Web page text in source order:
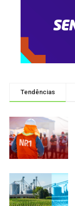
Tendências